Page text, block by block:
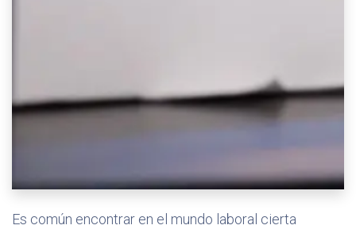
Es común encontrar en el mundo laboral cierta